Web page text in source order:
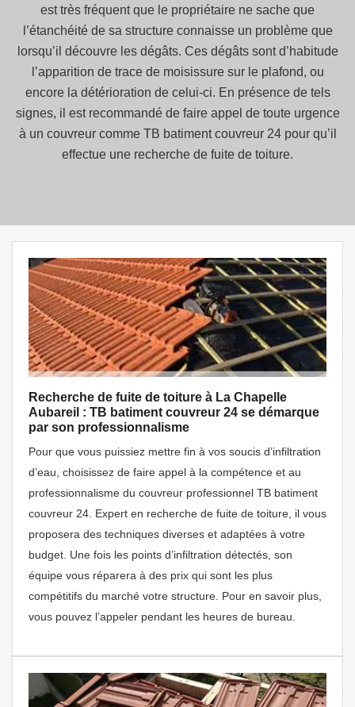
est très fréquent que le propriétaire ne sache que
l’étanchéité de sa structure connaisse un problème que
lorsqu’il découvre les dégâts. Ces dégâts sont d’habitude
l’apparition de trace de moisissure sur le plafond, ou
encore la détérioration de celui-ci. En présence de tels
signes, il est recommandé de faire appel de toute urgence
à un couvreur comme TB batiment couvreur 24 pour qu’il
effectue une recherche de fuite de toiture.
Recherche de fuite de toiture à La Chapelle
Aubareil : TB batiment couvreur 24 se démarque
par son professionnalisme
Pour que vous puissiez mettre fin à vos soucis d’infiltration
d’eau, choisissez de faire appel à la compétence et au
professionnalisme du couvreur professionnel TB batiment
couvreur 24. Expert en recherche de fuite de toiture, il vous
proposera des techniques diverses et adaptées à votre
budget. Une fois les points d’infiltration détectés, son
équipe vous réparera à des prix qui sont les plus
compétitifs du marché votre structure. Pour en savoir plus,
vous pouvez l’appeler pendant les heures de bureau.